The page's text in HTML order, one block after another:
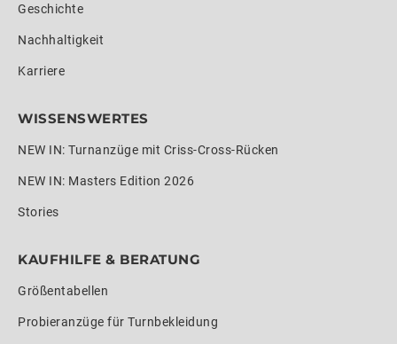
Geschichte
Nachhaltigkeit
Karriere
WISSENSWERTES
NEW IN: Turnanzüge mit Criss-Cross-Rücken
NEW IN: Masters Edition 2026
Stories
KAUFHILFE & BERATUNG
Größentabellen
Probieranzüge für Turnbekleidung